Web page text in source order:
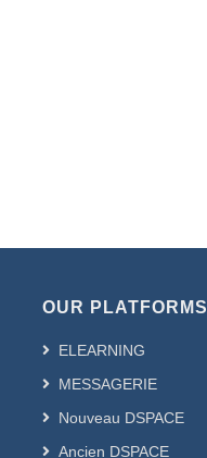
OUR PLATFORMS
ELEARNING
MESSAGERIE
Nouveau DSPACE
Ancien DSPACE